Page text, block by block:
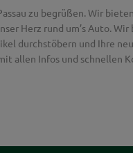
zu begrüßen. Wir
Herz rund um’s Auto.
durchstöbern und Ihre
allen Infos und schnellen